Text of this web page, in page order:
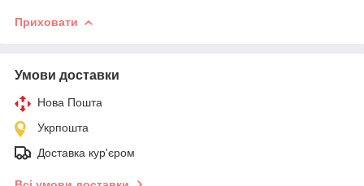
Приховати
Умови доставки
Нова Пошта
Укрпошта
Доставка кур'єром